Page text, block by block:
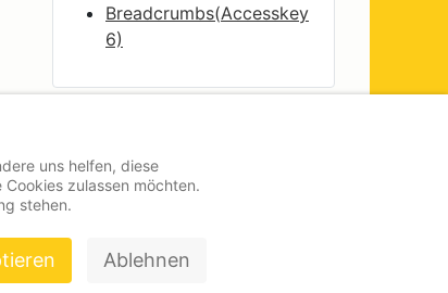
Breadcrumbs(Accesskey
6)
uns helfen, diese
zulassen möchten.
stehen.
Ablehnen